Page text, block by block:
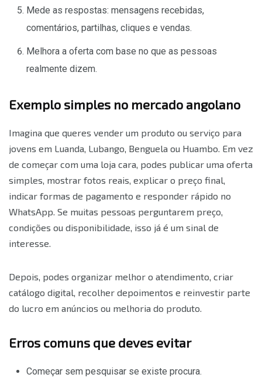
Mede as respostas: mensagens recebidas,
comentários, partilhas, cliques e vendas.
Melhora a oferta com base no que as pessoas
realmente dizem.
Exemplo simples no mercado angolano
Imagina que queres vender um produto ou serviço para
jovens em Luanda, Lubango, Benguela ou Huambo. Em vez
de começar com uma loja cara, podes publicar uma oferta
simples, mostrar fotos reais, explicar o preço final,
indicar formas de pagamento e responder rápido no
WhatsApp. Se muitas pessoas perguntarem preço,
condições ou disponibilidade, isso já é um sinal de
interesse.
Depois, podes organizar melhor o atendimento, criar
catálogo digital, recolher depoimentos e reinvestir parte
do lucro em anúncios ou melhoria do produto.
Erros comuns que deves evitar
Começar sem pesquisar se existe procura.